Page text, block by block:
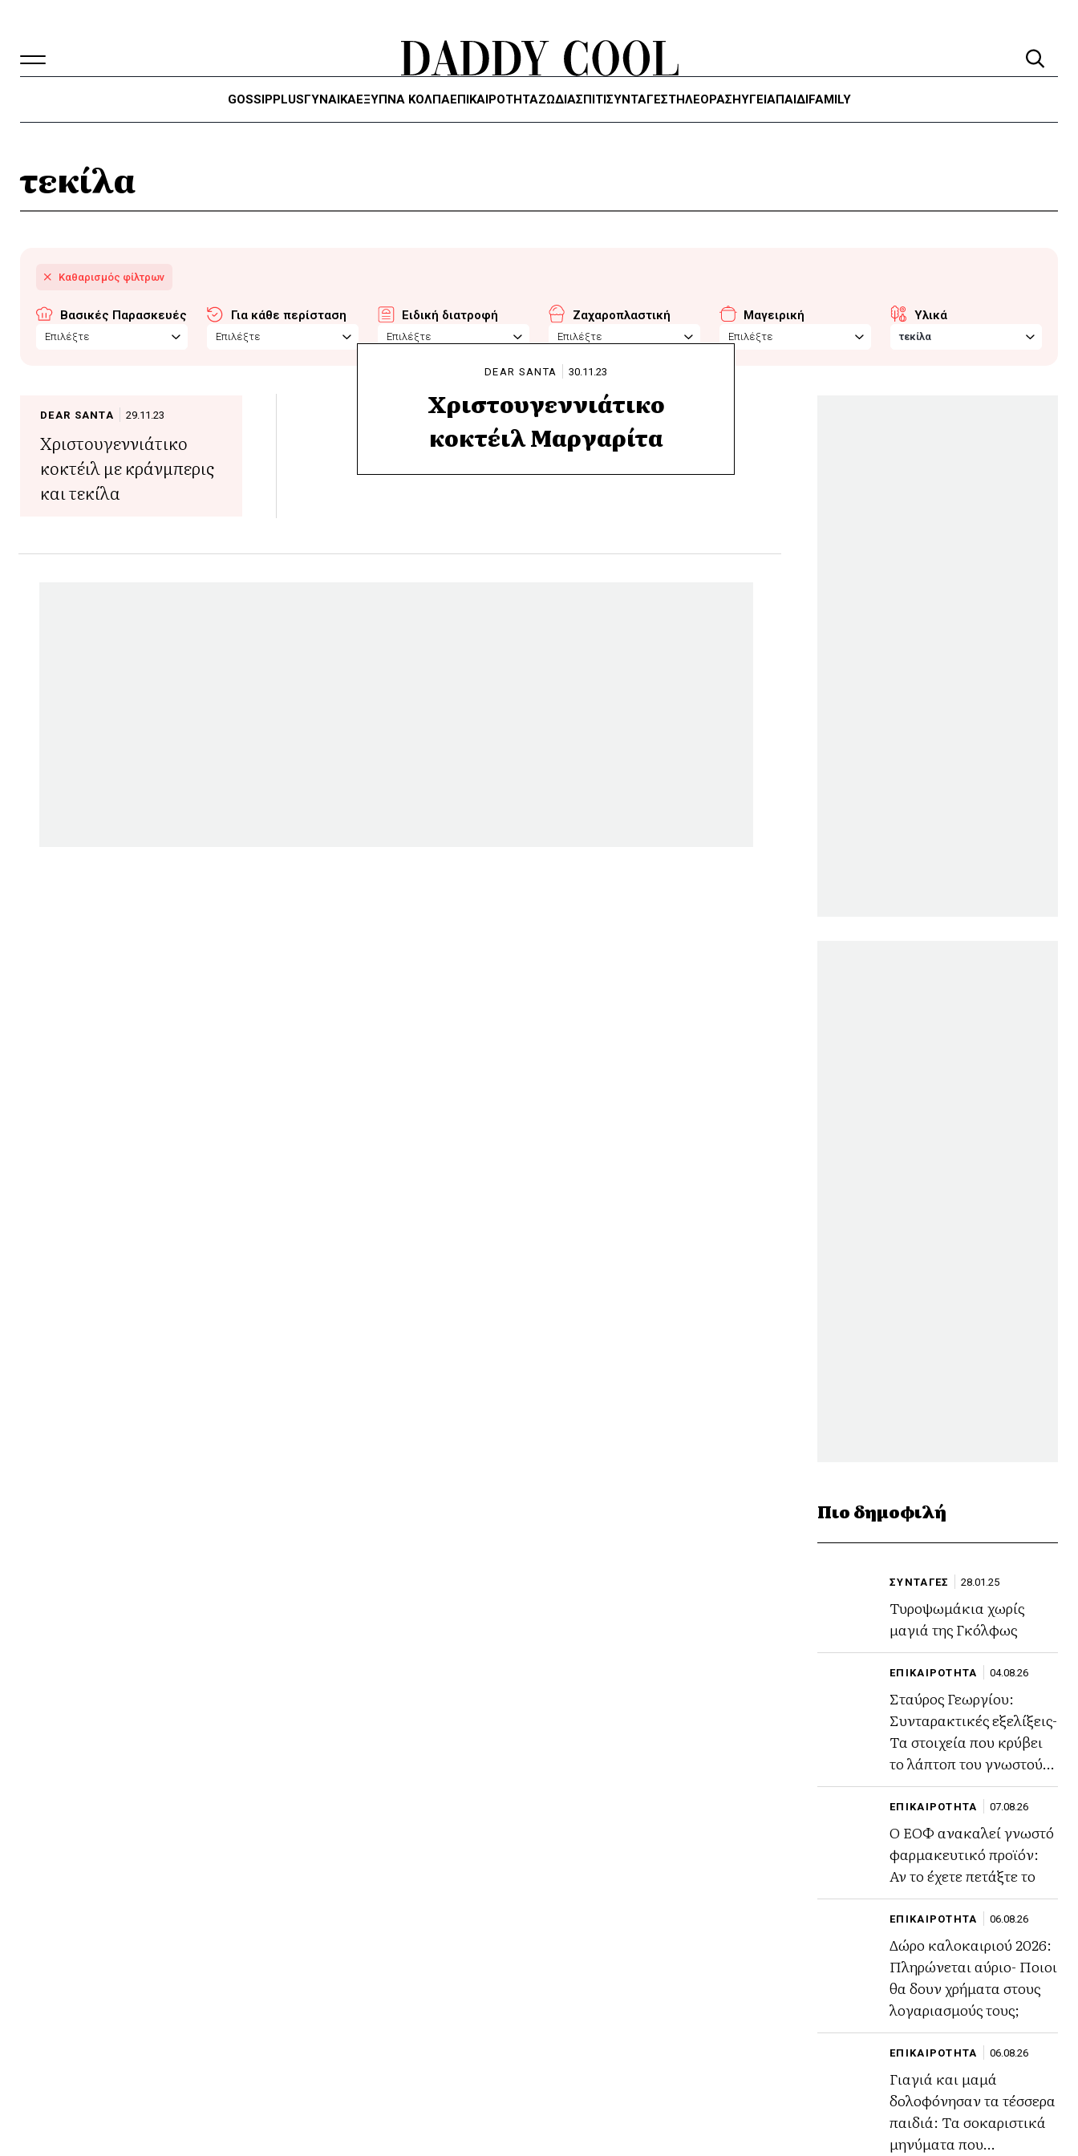
GOSSIPPLUSΓΥΝΑΙΚΑΈΞΥΠΝΑ ΚΌΛΠΑΕΠΙΚΑΙΡΟΤΗΤΑΖΏΔΙΑΣΠΙΤΙΣΥΝΤΑΓΕΣΤΗΛΕΌΡΑΣΗΥΓΕΊΑΠΑΙΔΙFAMILY
τεκίλα
Βασικές Παρασκευές
Επιλέξτε
Για κάθε περίσταση
Επιλέξτε
Ειδική διατροφή
Επιλέξτε
Ζαχαροπλαστική
Επιλέξτε
Μαγειρική
Επιλέξτε
Υλικά
τεκίλα
DEAR SANTA 30.11.23
Χριστουγεννιάτικο
κοκτέιλ Μαργαρίτα
DEAR SANTA 29.11.23
Χριστουγεννιάτικο
κοκτέιλ με κράνμπερις
και τεκίλα
Πιο δημοφιλή
ΣΥΝΤΑΓΕΣ 28.01.25
Τυροψωμάκια χωρίς
μαγιά της Γκόλφως
ΕΠΙΚΑΙΡΟΤΗΤΑ 04.08.26
Σταύρος Γεωργίου:
Συνταρακτικές εξελίξεις-
Τα στοιχεία που κρύβει
το λάπτοπ του γνωστού
ποινικολόγου
ΕΠΙΚΑΙΡΟΤΗΤΑ 07.08.26
Ο ΕΟΦ ανακαλεί γνωστό
φαρμακευτικό προϊόν:
Αν το έχετε πετάξτε το
ΕΠΙΚΑΙΡΟΤΗΤΑ 06.08.26
Δώρο καλοκαιριού 2026:
Πληρώνεται αύριο- Ποιοι
θα δουν χρήματα στους
λογαριασμούς τους;
ΕΠΙΚΑΙΡΟΤΗΤΑ 06.08.26
Γιαγιά και μαμά
δολοφόνησαν τα τέσσερα
παιδιά: Τα σοκαριστικά
μηνύματα που